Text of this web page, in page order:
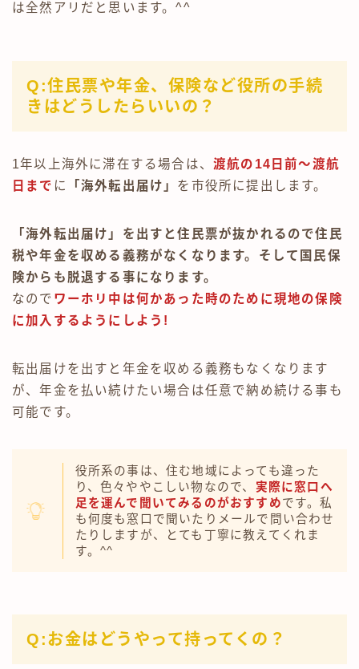
は全然アリだと思います。^^
Q:住民票や年金、保険など役所の手続
きはどうしたらいいの？
1年以上海外に滞在する場合は、 渡航の14日前～渡航
日まで に 「海外転出届け」 を市役所に提出します。
「海外転出届け」を出すと住民票が抜かれるので住民
税や年金を収める義務がなくなります。そして国民保
険からも脱退する事になります。
なので ワーホリ中は何かあった時のために現地の保険
に加入するようにしよう!
転出届けを出すと年金を収める義務もなくなります
が、年金を払い続けたい場合は任意で納め続ける事も
可能です。
役所系の事は、住む地域によっても違った
り、色々ややこしい物なので、 実際に窓口へ
足を運んで聞いてみるのがおすすめです。私
も何度も窓口で聞いたりメールで問い合わせ
たりしますが、とても丁寧に教えてくれま
す。^^
Q:お金はどうやって持ってくの？